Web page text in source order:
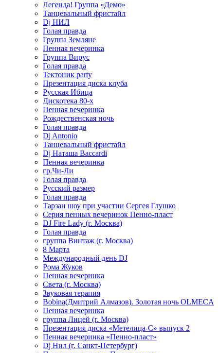
Легенда! Группа «Демо»
Танцевальный фристайл
Dj НИЛ
Голая правда
Группа Земляне
Пенная вечеринка
Группа Вирус
Голая правда
Тектоник party
Презентация диска клуба
Русская Ибица
Дискотека 80-х
Пенная вечеринка
Рождественская ночь
Голая правда
Dj Antonio
Танцевальный фристайл
Dj Наташа Baccardi
Пенная вечеринка
гр.Чи-Ли
Голая правда
Русский размер
Голая правда
Тарзан шоу при участии Сергея Глушко
Серия пенных вечеринок Пенно-пласт
DJ Fire Lady (г. Москва)
Голая правда
группа Винтаж (г. Москва)
8 Марта
Международный день DJ
Рома Жуков
Пенная вечеринка
Света (г. Москва)
Звуковая терапия
Bobina(Дмитрий Алмазов). Золотая ночь OLMECA
Пенная вечеринка
группа Лицей (г. Москва)
Презентация диска «Метелица-С» выпуск 2
Пенная вечеринка «Пенно-пласт»
Dj Нил (г. Санкт-Петербург)